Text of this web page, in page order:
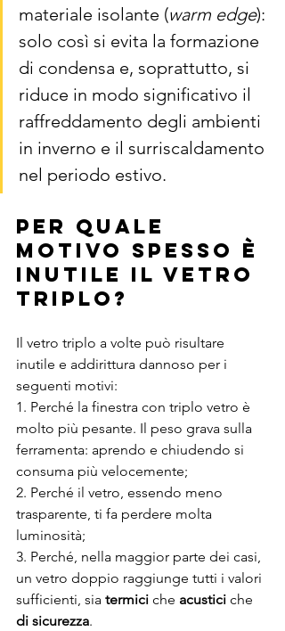
materiale isolante (warm edge):
solo così si evita la formazione
di condensa e, soprattutto, si
riduce in modo significativo il
raffreddamento degli ambienti
in inverno e il surriscaldamento
nel periodo estivo.
per quale
motivo SPESSO È
INUTILE IL VETRO
TRIPLO?
Il vetro triplo a volte può risultare
inutile e addirittura dannoso per i
seguenti motivi:
1. Perché la finestra con triplo vetro è
molto più pesante. Il peso grava sulla
ferramenta: aprendo e chiudendo si
consuma più velocemente;
2. Perché il vetro, essendo meno
trasparente, ti fa perdere molta
luminosità;
3. Perché, nella maggior parte dei casi,
un vetro doppio raggiunge tutti i valori
sufficienti, sia termici che acustici che
di sicurezza.